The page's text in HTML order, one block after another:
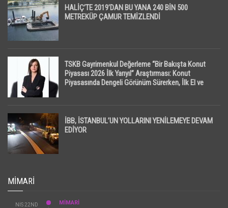
HALİÇ’TE 2019’DAN BU YANA 240 BİN 500
METREKÜP ÇAMUR TEMİZLENDİ
TSKB Gayrimenkul Değerleme “Bir Bakışta Konut
Piyasası 2026 İlk Yarıyıl” Araştırması: Konut
Piyasasında Dengeli Görünüm Sürerken, İlk El ve
İBB, İSTANBUL’UN YOLLARINI YENİLEMEYE DEVAM
EDİYOR
MIMARI
NIS 22ND
MİMARİ